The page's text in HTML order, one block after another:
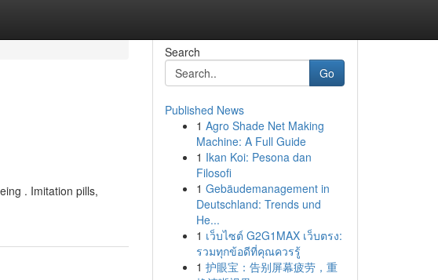
. Imitation pills,
Search
Go
Published News
1 Agro Shade Net Making
Machine: A Full Guide
1 Ikan Koi: Pesona dan
Filosofi
1 Gebäudemanagement in
Deutschland: Trends und
He...
1 เว็บไซต์ G2G1MAX เว็บตรง:
รวมทุกข้อดีที่คุณควรรู้
1 护眼宝：告别屏幕疲劳，重